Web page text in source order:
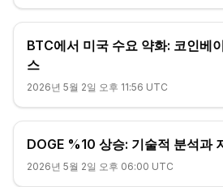
BTC에서 미국 수요 약화: 코인베
스
2026년 5월 2일 오후 11:56 UTC
DOGE %10 상승: 기술적 분석과
2026년 5월 2일 오후 06:00 UTC